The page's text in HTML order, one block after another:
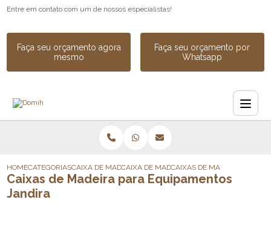
Entre em contato com um de nossos especialistas!
Faça seu orçamento agora
mesmo
Faça seu orçamento por
Whatsapp
HOMECATEGORIASCAIXA DE MADEIRACAIXA DE MADEIRA PARA INDUSTRIA
CAIXAS DE MADEIRA PARA
Caixas de Madeira para Equipamentos
Jandira